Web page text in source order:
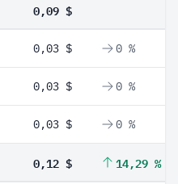
0,09 $
0,03 $ 0 %
0,03 $ 0 %
0,03 $ 0 %
0,12 $ 14,29 %